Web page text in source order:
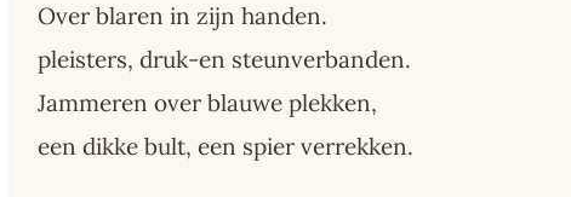
Over blaren in zijn handen.
pleisters, druk-en steunverbanden.
Jammeren over blauwe plekken,
een dikke bult, een spier verrekken.